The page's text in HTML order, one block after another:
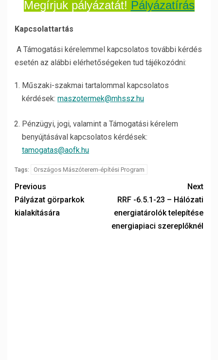
Megírjuk pályázatát! Pályázatírás
Kapcsolattartás
A Támogatási kérelemmel kapcsolatos további kérdés
esetén az alábbi elérhetőségeken tud tájékozódni:
Műszaki-szakmai tartalommal kapcsolatos
kérdések: maszotermek@mhssz.hu
Pénzügyi, jogi, valamint a Támogatási kérelem
benyújtásával kapcsolatos kérdések:
tamogatas@aofk.hu
Tags: Országos Mászóterem-építési Program
Previous
Pályázat görparkok
kialakítására
Next
RRF -6.5.1-23 – Hálózati
energiatárolók telepítése
energiapiaci szereplőknél